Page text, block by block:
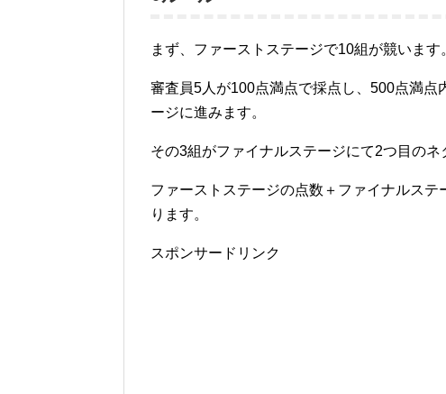
まず、ファーストステージで10組が競います
審査員5人が100点満点で採点し、500点満
ージに進みます。
その3組がファイナルステージにて2つ目のネ
ファーストステージの点数＋ファイナルス
ります。
スポンサードリンク